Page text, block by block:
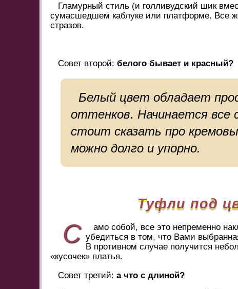
Гламурный стиль (и голливудский шик
сумасшедшем каблуке или платформе. Все
стразов.
Совет второй: белого бывает и красный?
Белый цвет обладает
оттенков. Начинается все
стоит сказать про
можно долго и упорно.
Туфли под
С
амо собой, все это непременно
убедиться в том, что Вами
В противном случае получится
«кусочек» платья.
Совет третий: а что с длиной?